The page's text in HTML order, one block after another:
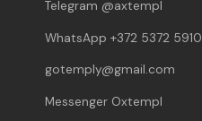
Telegram @axtempl
WhatsApp +372 5372 5910
gotemply@gmail.com
Messenger Oxtempl